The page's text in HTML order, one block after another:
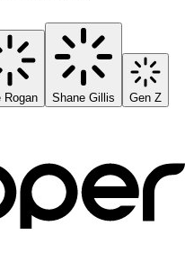
Rogan Shane Gillis Gen Z